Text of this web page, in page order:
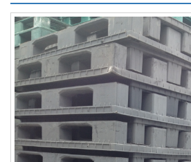
thước nhỏ, Hàng nhập giá rẽ chỉ = 50% giá mới,...